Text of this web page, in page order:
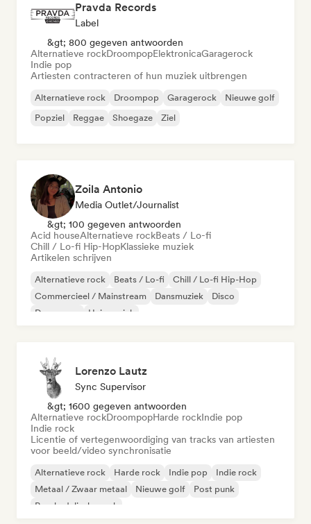
Pravda Records
Label
&gt; 800 gegeven antwoorden
Alternatieve rockDroompopElektronicaGaragerock
Indie pop
Artiesten contracteren of hun muziek uitbrengen
Alternatieve rock Droompop Garagerock
Nieuwe golf
Popziel
Reggae Shoegaze Ziel
Zoila Antonio
Media Outlet/Journalist
&gt; 100 gegeven antwoorden
Acid houseAlternatieve rockBeats / Lo-fi
Chill / Lo-fi Hip-HopKlassieke muziek
Artikelen schrijven
Alternatieve rock Beats / Lo-fi
Chill / Lo-fi Hip-Hop
Commercieel / Mainstream
Dansmuziek
Disco
Droompop
Huismuziek
Lorenzo Lautz
Sync Supervisor
&gt; 1600 gegeven antwoorden
Alternatieve rockDroompopHarde rockIndie pop
Indie rock
Licentie of vertegenwoordiging van tracks van artiesten
voor beeld/video synchronisatie
Alternatieve rock Harde rock Indie pop
Indie rock
Metaal / Zwaar metaal
Nieuwe golf
Post punk
Psychedelische rock